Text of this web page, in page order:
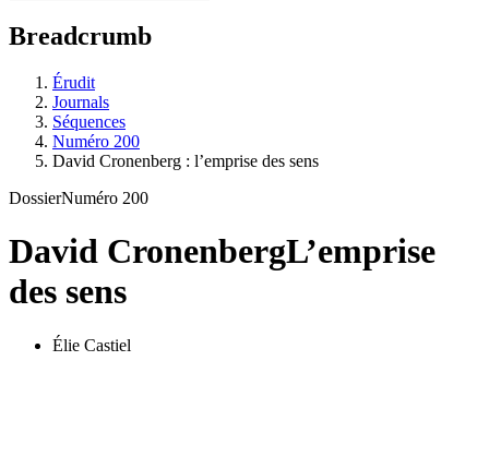
Breadcrumb
Érudit
Journals
Séquences
Numéro 200
David Cronenberg : l’emprise des sens
DossierNuméro 200
David CronenbergL’emprise
des sens
Élie Castiel